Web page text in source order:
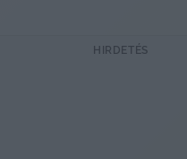
HIRDETÉS